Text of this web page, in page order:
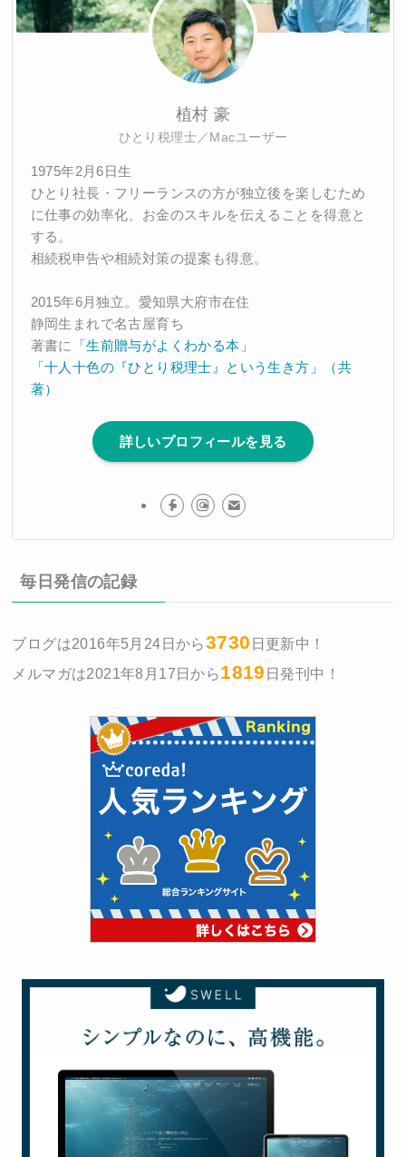
植村 豪
ひとり税理士／Macユーザー
1975年2月6日生
ひとり社長・フリーランスの方が独立後を楽しむため
に仕事の効率化、お金のスキルを伝えることを得意と
する。
相続税申告や相続対策の提案も得意。
2015年6月独立。愛知県大府市在住
静岡生まれで名古屋育ち
著書に
「生前贈与がよくわかる本」
「十人十色の『ひとり税理士』という生き方」（共
著）
詳しいプロフィールを見る
毎日発信の記録
ブログは2016年5月24日から3730 日更新中！
メルマガは2021年8月17日から1819 日発刊中！